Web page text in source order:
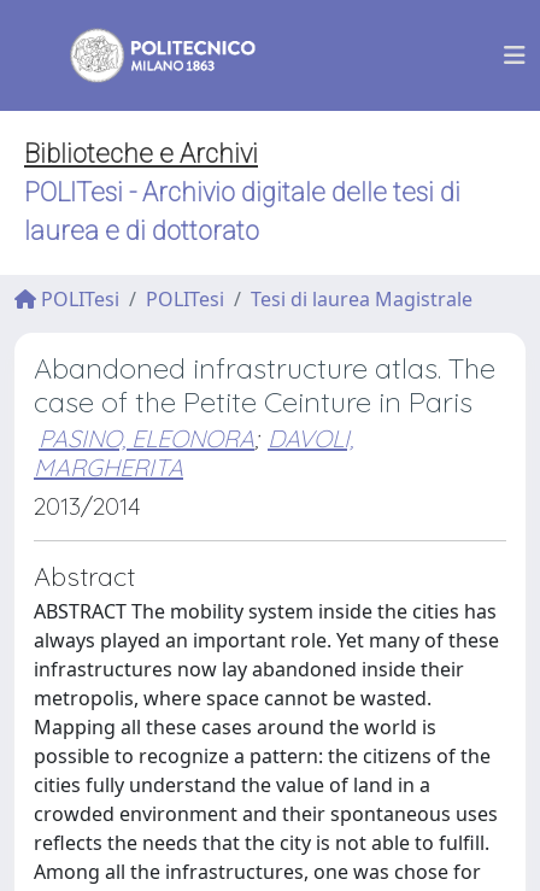
Biblioteche e Archivi
POLITesi - Archivio digitale delle tesi di
laurea e di dottorato
POLITesi POLITesi Tesi di laurea Magistrale
Abandoned infrastructure atlas. The
case of the Petite Ceinture in Paris
PASINO, ELEONORA; DAVOLI,
MARGHERITA
2013/2014
Abstract
ABSTRACT The mobility system inside the cities has
always played an important role. Yet many of these
infrastructures now lay abandoned inside their
metropolis, where space cannot be wasted.
Mapping all these cases around the world is
possible to recognize a pattern: the citizens of the
cities fully understand the value of land in a
crowded environment and their spontaneous uses
reflects the needs that the city is not able to fulfill.
Among all the infrastructures, one was chose for